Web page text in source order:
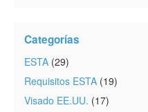
Categorías
ESTA (29)
Requisitos ESTA (19)
Visado EE.UU. (17)